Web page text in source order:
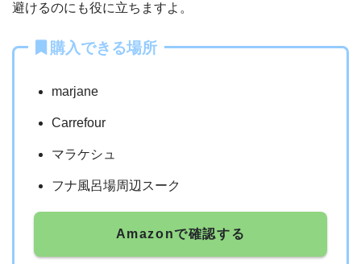
避けるのにも役に立ちますよ。
購入できる場所
marjane
Carrefour
マラケシュ
フナ風呂場周辺スーク
Amazonで確認する